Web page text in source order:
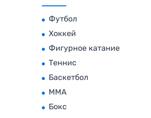
Футбол
Хоккей
Фигурное катание
Теннис
Баскетбол
MMA
Бокс